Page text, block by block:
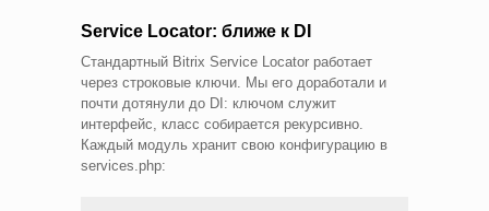
Service Locator: ближе к DI
Стандартный Bitrix Service Locator работает
через строковые ключи. Мы его доработали и
почти дотянули до DI: ключом служит
интерфейс, класс собирается рекурсивно.
Каждый модуль хранит свою конфигурацию в
services.php: